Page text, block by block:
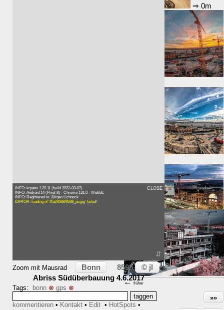
INFO: krpano 1.20.11 (build 2022-03-07)
INFO: Android 14 (Pixel 8) - Chrome 131.0 - WebGL
INFO: Registered to: Jürgen Lichnock
ERROR: loading of '/flat/8598/8598_pv.jpg' failed!
CLOSE
⇵
Zoom mit Mausrad Bonn 8598 © jl
Abriss Südüberbauung 4.6.2017
Tags: bonn ⊗ gps ⊗
kommentieren • Kontakt • Edit • HotSpots •
⇒ 0m
←früher
»»